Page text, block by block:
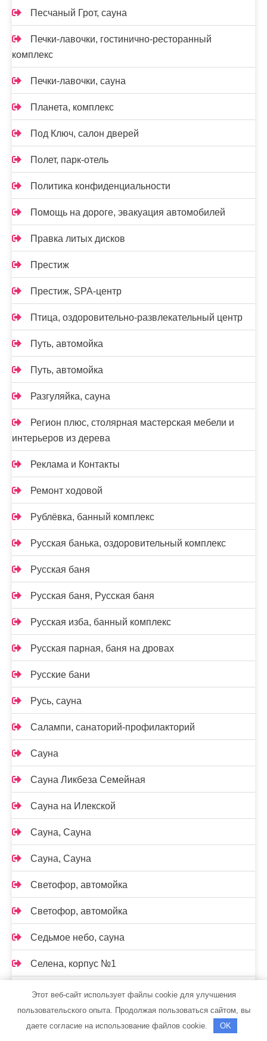
Песчаный Грот, сауна
Печки-лавочки, гостинично-ресторанный
комплекс
Печки-лавочки, сауна
Планета, комплекс
Под Ключ, салон дверей
Полет, парк-отель
Политика конфиденциальности
Помощь на дороге, эвакуация автомобилей
Правка литых дисков
Престиж
Престиж, SPA-центр
Птица, оздоровительно-развлекательный центр
Путь, автомойка
Путь, автомойка
Разгуляйка, сауна
Регион плюс, столярная мастерская мебели и
интерьеров из дерева
Реклама и Контакты
Ремонт ходовой
Рублёвка, банный комплекс
Русская банька, оздоровительный комплекс
Русская баня
Русская баня, Русская баня
Русская изба, банный комплекс
Русская парная, баня на дровах
Русские бани
Русь, сауна
Салампи, санаторий-профилакторий
Сауна
Сауна Ликбеза Семейная
Сауна на Илекской
Сауна, Сауна
Сауна, Сауна
Светофор, автомойка
Светофор, автомойка
Седьмое небо, сауна
Селена, корпус №1
Сервисная компания по обслуживанию
складской техники и промышленного оборудования
Сибгласс, торгово-производственная фирма
Этот веб-сайт использует файлы cookie для улучшения
пользовательского опыта. Продолжая пользоваться сайтом, вы
даете согласие на использование файлов cookie.
OK